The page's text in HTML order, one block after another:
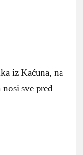
iz Kaćuna, na
sve pred